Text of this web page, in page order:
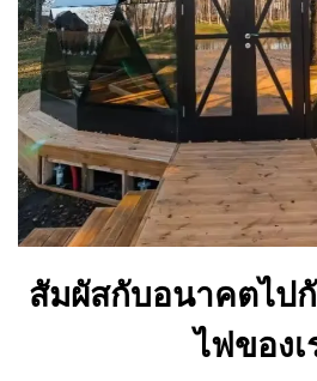
สัมผัสกับอนาคตไป
ไฟของเ